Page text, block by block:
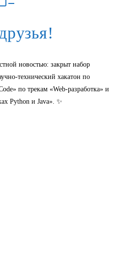
новостью: закрыт набор
технический хакатон по
по трекам «Web-разработка» и
Python и Java». ✨